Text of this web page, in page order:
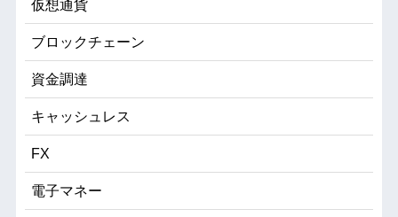
仮想通貨
ブロックチェーン
資金調達
キャッシュレス
FX
電子マネー